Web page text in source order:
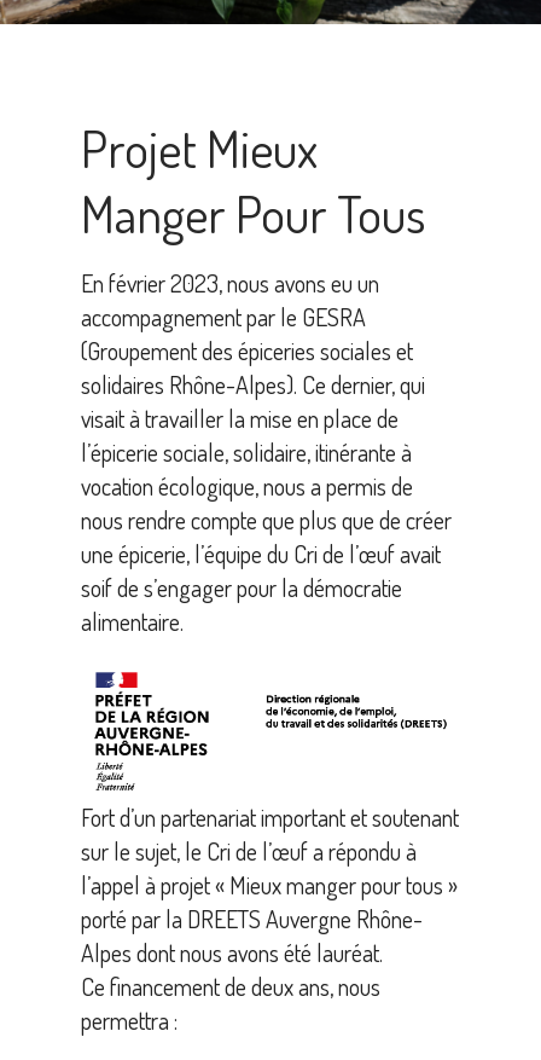
Projet Mieux
Manger Pour Tous
En février 2023, nous avons eu un
accompagnement par le GESRA
(Groupement des épiceries sociales et
solidaires Rhône-Alpes). Ce dernier, qui
visait à travailler la mise en place de
l’épicerie sociale, solidaire, itinérante à
vocation écologique, nous a permis de
nous rendre compte que plus que de créer
une épicerie, l’équipe du Cri de l’œuf avait
soif de s’engager pour la démocratie
alimentaire.
Fort d’un partenariat important et soutenant
sur le sujet, le Cri de l’œuf a répondu à
l’appel à projet « Mieux manger pour tous »
porté par la DREETS Auvergne Rhône-
Alpes dont nous avons été lauréat.
Ce financement de deux ans, nous
permettra :